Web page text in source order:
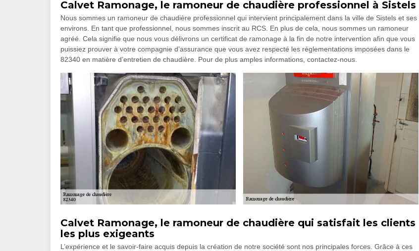
Calvet Ramonage, le ramoneur de chaudière professionnel à Sistels
Nous sommes un ramoneur de chaudière professionnel qui intervient principalement dans la ville de Sistels et ses
environs. En tant que professionnel, nous sommes inscrit au RCS. En plus de cela, nous sommes un ramoneur
agréé. Cela signifie que nous vous délivrons un certificat de ramonage à la fin de notre intervention afin que vous
puissiez prouver à votre compagnie d’assurance que vous avez respecté les réglementations imposées dans le
82340 en matière d’entretien de chaudière. Pour de plus amples informations, contactez-nous.
Calvet Ramonage, le ramoneur de chaudière qui satisfait les clients
les plus exigeants
L’expérience et le savoir-faire acquis depuis la création de notre société sont nos principales forces. Grâce à ces